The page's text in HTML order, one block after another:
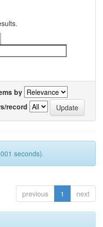
by
record
seconds).
previous 1 next